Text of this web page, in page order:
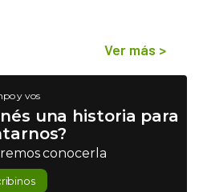
Ver más >
y vos
una historia para
conocerla